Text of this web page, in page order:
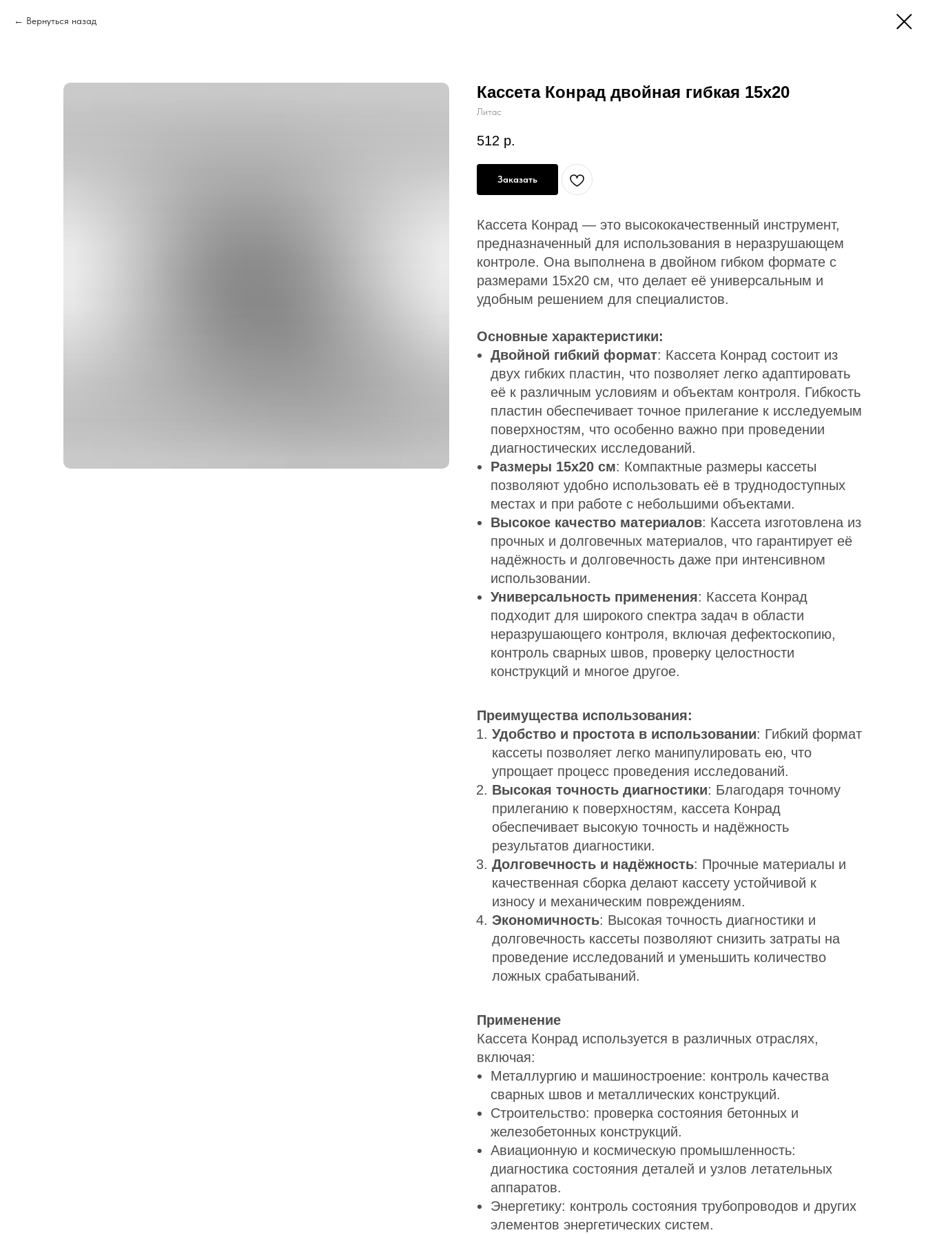
Вернуться назад
Кассета Конрад двойная гибкая 15х20
Литас
512 р.
Заказать
Кассета Конрад — это высококачественный инструмент,
предназначенный для использования в неразрушающем
контроле. Она выполнена в двойном гибком формате с
размерами 15х20 см, что делает её универсальным и
удобным решением для специалистов.
Основные характеристики:
Двойной гибкий формат: Кассета Конрад состоит из
двух гибких пластин, что позволяет легко адаптировать
её к различным условиям и объектам контроля. Гибкость
пластин обеспечивает точное прилегание к исследуемым
поверхностям, что особенно важно при проведении
диагностических исследований.
Размеры 15х20 см: Компактные размеры кассеты
позволяют удобно использовать её в труднодоступных
местах и при работе с небольшими объектами.
Высокое качество материалов: Кассета изготовлена из
прочных и долговечных материалов, что гарантирует её
надёжность и долговечность даже при интенсивном
использовании.
Универсальность применения: Кассета Конрад
подходит для широкого спектра задач в области
неразрушающего контроля, включая дефектоскопию,
контроль сварных швов, проверку целостности
конструкций и многое другое.
Преимущества использования:
Удобство и простота в использовании: Гибкий формат
кассеты позволяет легко манипулировать ею, что
упрощает процесс проведения исследований.
Высокая точность диагностики: Благодаря точному
прилеганию к поверхностям, кассета Конрад
обеспечивает высокую точность и надёжность
результатов диагностики.
Долговечность и надёжность: Прочные материалы и
качественная сборка делают кассету устойчивой к
износу и механическим повреждениям.
Экономичность: Высокая точность диагностики и
долговечность кассеты позволяют снизить затраты на
проведение исследований и уменьшить количество
ложных срабатываний.
Применение
Кассета Конрад используется в различных отраслях,
включая:
Металлургию и машиностроение: контроль качества
сварных швов и металлических конструкций.
Строительство: проверка состояния бетонных и
железобетонных конструкций.
Авиационную и космическую промышленность:
диагностика состояния деталей и узлов летательных
аппаратов.
Энергетику: контроль состояния трубопроводов и других
элементов энергетических систем.